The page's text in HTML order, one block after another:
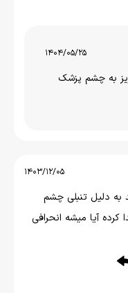
1404/05/25
به چشم پزشک
1403/12/05
دلیل تنبلی چشم
آیا میشه انحرافی